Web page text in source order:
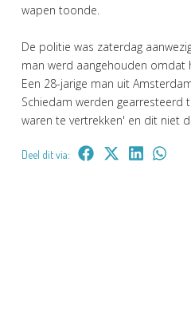
wapen toonde.
De politie was zaterdag
man werd aangehouden omdat
Een 28-jarige man uit
Schiedam werden gearresteerd
waren te vertrekken' en dit niet
Deel dit via: